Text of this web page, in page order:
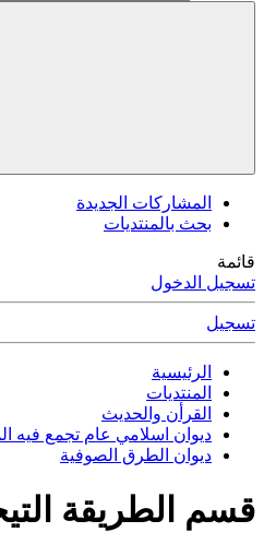
المشاركات الجديدة
بحث بالمنتديات
قائمة
تسجيل الدخول
تسجيل
الرئيسية
المنتديات
القرأن والحديث
ديوان اسلامي عام تجمع فيه
ديوان الطرق الصوفية
قسم الطريقة